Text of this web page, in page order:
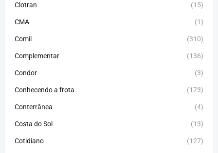
Clotran (15)
CMA (1)
Comil (310)
Complementar (136)
Condor (3)
Conhecendo a frota (173)
Conterrânea (4)
Costa do Sol (13)
Cotidiano (127)